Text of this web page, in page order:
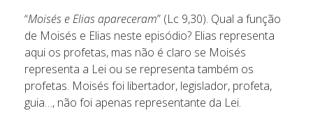
“Moisés e Elias apareceram” (Lc 9,30). Qual a função
de Moisés e Elias neste episódio? Elias representa
aqui os profetas, mas não é claro se Moisés
representa a Lei ou se representa também os
profetas. Moisés foi libertador, legislador, profeta,
guia…, não foi apenas representante da Lei.